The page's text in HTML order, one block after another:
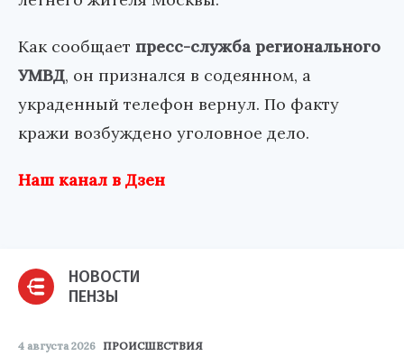
Как сообщает пресс-служба регионального
УМВД, он признался в содеянном, а
украденный телефон вернул. По факту
кражи возбуждено уголовное дело.
Наш канал в Дзен
НОВОСТИ
ПЕНЗЫ
4 августа 2026 ПРОИСШЕСТВИЯ